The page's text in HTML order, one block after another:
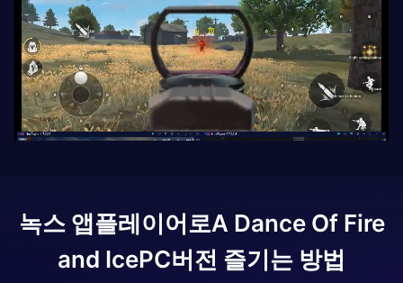
녹스 앱플레이어로A Dance Of Fire
and IcePC버전 즐기는 방법